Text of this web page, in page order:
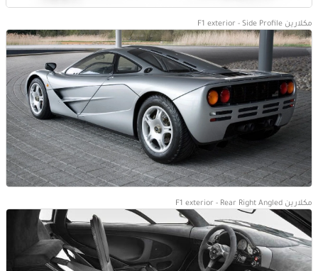
مكلارين F1 exterior - Side Profile
مكلارين F1 exterior - Rear Right Angled